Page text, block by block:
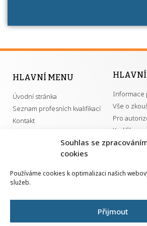
Souhlas se
cookies
Používáme cookies k optimalizaci našich
služeb.
Přijmout
HLAVNÍ MENU
Úvodní stránka
Seznam profesních kvalifikací
Kontakt
HLAVNÍ
Informace
Vše o
Pro
Kvalifikace
GDPR
Národní